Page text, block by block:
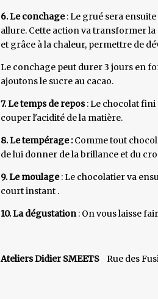
6. Le conchage: Le grué sera
allure. Cette action va transformer
et grâce à la chaleur, permettre de
Le conchage peut durer 3 jours en
ajoutons le sucre au cacao.
7. Le temps de repos: Le chocolat fini
couper l'acidité de la matière.
8. Le tempérage :Comme tout
de lui donner de la brillance et du
9. Le moulage: Le chocolatier va
court instant .
10. La dégustation: On vous laisse
Ateliers Didier SMEETS Rue des